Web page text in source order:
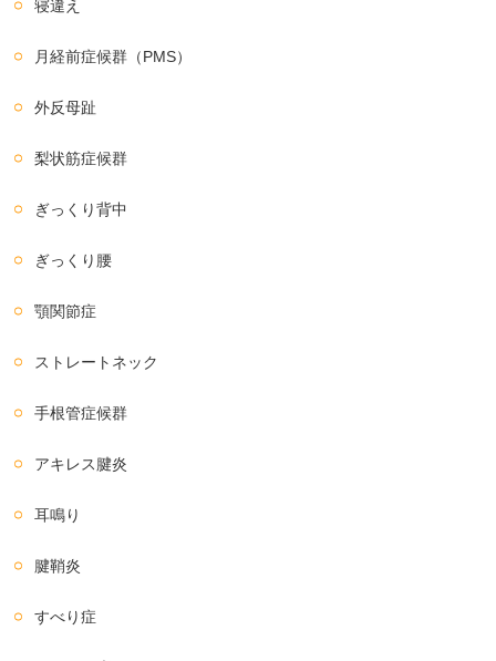
寝違え
月経前症候群（PMS）
外反母趾
梨状筋症候群
ぎっくり背中
ぎっくり腰
顎関節症
ストレートネック
手根管症候群
アキレス腱炎
耳鳴り
腱鞘炎
すべり症